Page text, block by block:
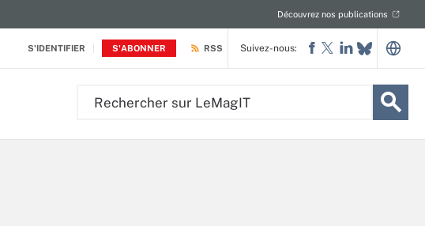
S'IDENTIFIER S'ABONNER
Découvrez nos publications
RSS Suivez-nous: